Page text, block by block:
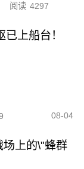
阅读 4297
上船台！
08-04
场上的\"蜂群